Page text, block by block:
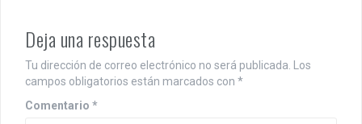
Deja una respuesta
Tu dirección de correo electrónico no será publicada. Los
campos obligatorios están marcados con *
Comentario *